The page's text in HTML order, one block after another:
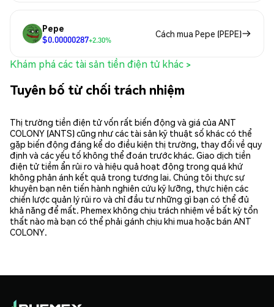
Pepe
$0.00000287+2.30%
Cách mua Pepe (PEPE)
Khám phá các tài sản tiền điện tử khác >
Tuyên bố từ chối trách nhiệm
Thị trường tiền điện tử vốn rất biến động và giá của ANT
COLONY (ANTS) cũng như các tài sản kỹ thuật số khác có thể
gặp biến động đáng kể do điều kiện thị trường, thay đổi về quy
định và các yếu tố không thể đoán trước khác. Giao dịch tiền
điện tử tiềm ẩn rủi ro và hiệu quả hoạt động trong quá khứ
không phản ánh kết quả trong tương lai. Chúng tôi thực sự
khuyên bạn nên tiến hành nghiên cứu kỹ lưỡng, thực hiện các
chiến lược quản lý rủi ro và chỉ đầu tư những gì bạn có thể đủ
khả năng để mất. Phemex không chịu trách nhiệm về bất kỳ tổn
thất nào mà bạn có thể phải gánh chịu khi mua hoặc bán ANT
COLONY.